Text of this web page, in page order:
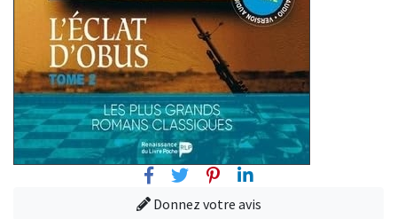
FacebookTwitterPinterest
Linkedin
Donnez votre avis